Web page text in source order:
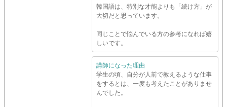
韓国語は、特別な才能よりも「続け方」が
大切だと思っています。
同じことで悩んでいる方の参考になれば嬉
しいです。
講師になった理由
学生の頃、自分が人前で教えるような仕事
をするとは、一度も考えたことがありませ
んでした。